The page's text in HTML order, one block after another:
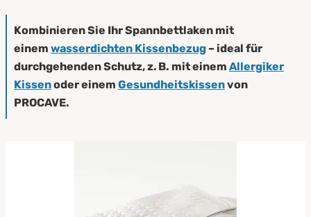
Kombinieren Sie Ihr Spannbettlaken mit
einem wasserdichten Kissenbezug – ideal für
durchgehenden Schutz, z. B. mit einem Allergiker
Kissenoder einem Gesundheitskissenvon
PROCAVE.